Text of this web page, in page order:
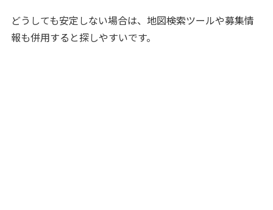
どうしても安定しない場合は、地図検索ツールや募集情
報も併用すると探しやすいです。